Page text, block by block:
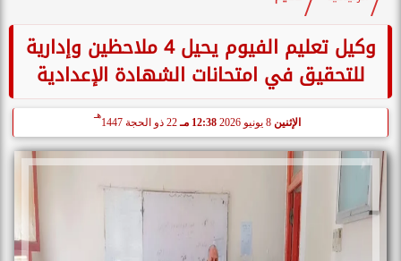
وكيل تعليم الفيوم يحيل 4 ملاحظين وإدارية
للتحقيق في امتحانات الشهادة الإعدادية
الإثنين 8 يونيو 2026 12:38 مـ 22 ذو الحجة 1447
هـ